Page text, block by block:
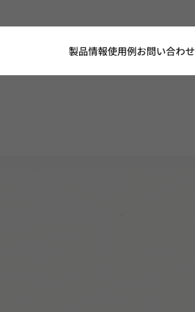
製品情報使用例お問い合わせ